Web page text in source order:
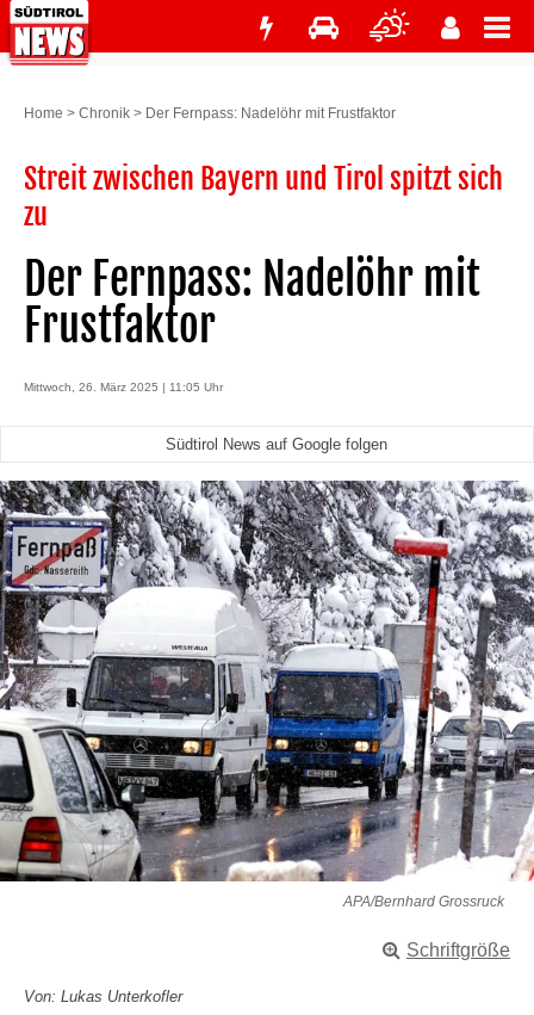
Home > Chronik > Der Fernpass: Nadelöhr mit Frustfaktor
Streit zwischen Bayern und Tirol spitzt sich
zu
Der Fernpass: Nadelöhr mit
Frustfaktor
Mittwoch, 26. März 2025 | 11:05 Uhr
Südtirol News auf Google folgen
APA/Bernhard Grossruck
Schriftgröße
Von: Lukas Unterkofler